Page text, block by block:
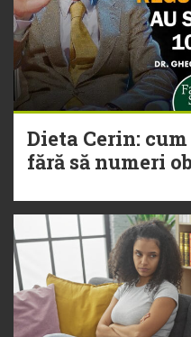
Dieta Cerin:
fără să numeri